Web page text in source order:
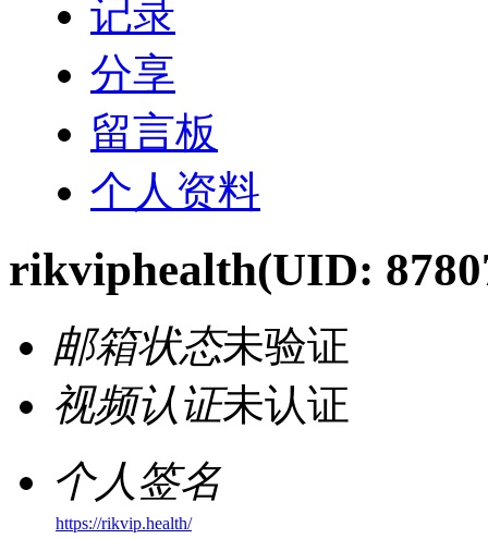
记录
分享
留言板
个人资料
rikviphealth(UID:
邮箱状态未验证
视频认证未认证
个人签名
https://rikvip.health/